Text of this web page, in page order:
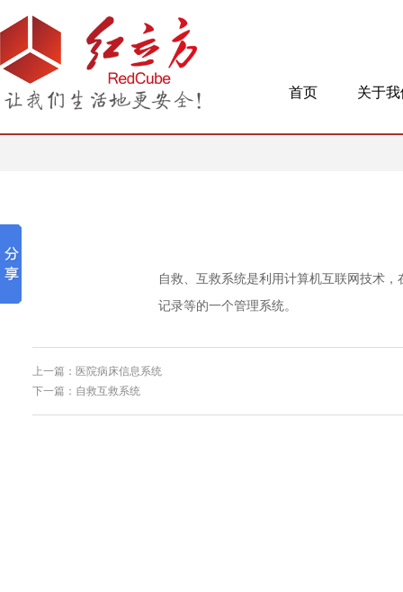
首页 关于
自救、互救系统是利用计算机互联网技术
记录等的一个管理系统。
上一篇：医院病床信息系统
下一篇：自救互救系统